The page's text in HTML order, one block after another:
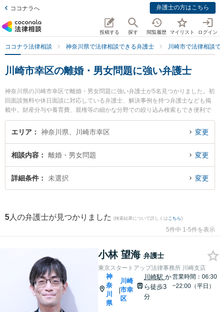
ココナラへ 弁護士の方はこちら
投稿する 探す 閲覧履歴 マイリスト ログイン
ココナラ法律相談 神奈川県で法律相談できる弁護士 川崎市で法律相談
川崎市幸区の離婚・男女問題に強い弁護士
神奈川県の川崎市幸区で離婚・男女問題に強い弁護士が5名見つかりました。初
回面談無料や休日面談に対応している弁護士、解決事例を持つ弁護士なども掲
載中。財産分与や養育費、親権等の細かな分野での絞り込み検索もでき便利で
す。特に東京スタートアップ法律事務所 川崎支店の小林 望海弁護士や佐藤恵太
法律事務所の佐藤 恵太弁護士、恵富総合法律事務所の小川 文子弁護士のプロフ
『離婚・男女問題のトラブル解決の実績豊富な近くの弁護士を検索したい』
『初回相談無料で離婚・男女問題を法律相談できる川崎市幸区内の弁護士に相
談予約したい』などでお困りの相談者さんにおすすめです。
エリア 神奈川県、川崎市幸区 変更
相談内容 離婚・男女問題 変更
詳細条件 未選択 変更
5 人の弁護士が見つかりました (検索結果について詳しくは こちら)
5件中 1-5件を表示
小林 望海 弁護士
東京スタートアップ法律事務所 川崎支店
神
奈
川
県
|
川崎
市幸
区
川崎駅 か
ら徒歩3
分
営業時間：06:30
~22:00（平日）